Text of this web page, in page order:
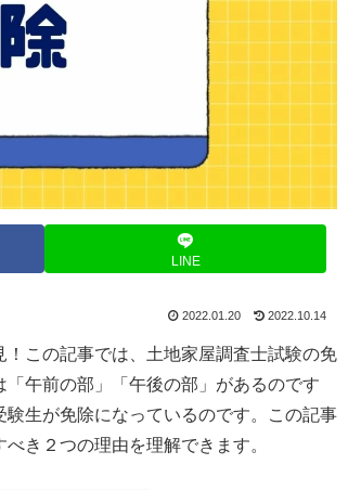
LINE
2022.01.20 2022.10.14
！この記事では、土地家屋調査士試験の免
午前の部」「午後の部」があるのです
生が免除になっているのです。この記事
き２つの理由を理解できます。